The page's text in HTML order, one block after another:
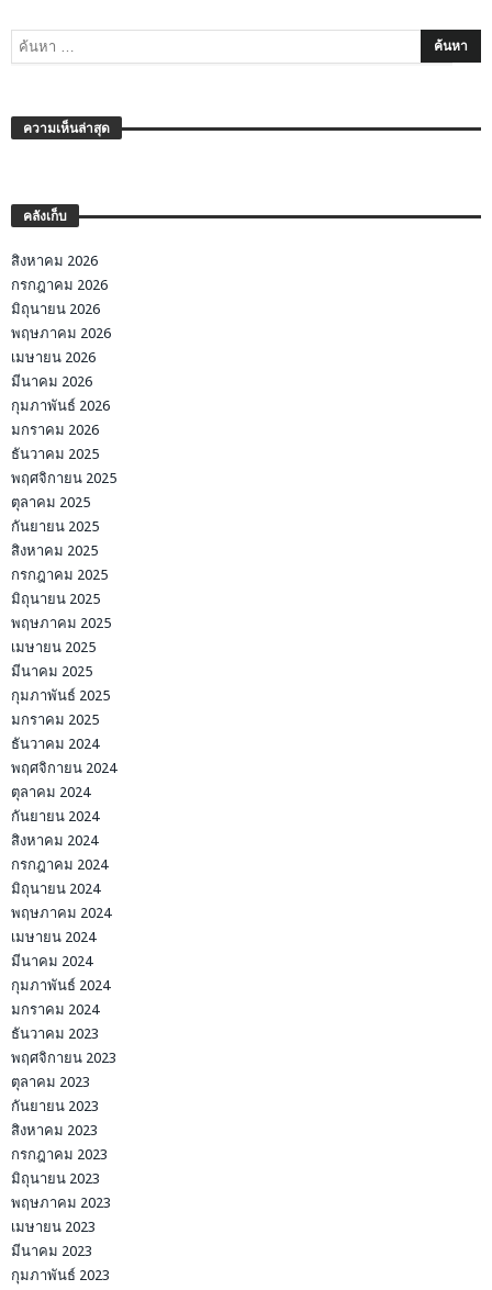
ความเห็นล่าสุด
คลังเก็บ
สิงหาคม 2026
กรกฎาคม 2026
มิถุนายน 2026
พฤษภาคม 2026
เมษายน 2026
มีนาคม 2026
กุมภาพันธ์ 2026
มกราคม 2026
ธันวาคม 2025
พฤศจิกายน 2025
ตุลาคม 2025
กันยายน 2025
สิงหาคม 2025
กรกฎาคม 2025
มิถุนายน 2025
พฤษภาคม 2025
เมษายน 2025
มีนาคม 2025
กุมภาพันธ์ 2025
มกราคม 2025
ธันวาคม 2024
พฤศจิกายน 2024
ตุลาคม 2024
กันยายน 2024
สิงหาคม 2024
กรกฎาคม 2024
มิถุนายน 2024
พฤษภาคม 2024
เมษายน 2024
มีนาคม 2024
กุมภาพันธ์ 2024
มกราคม 2024
ธันวาคม 2023
พฤศจิกายน 2023
ตุลาคม 2023
กันยายน 2023
สิงหาคม 2023
กรกฎาคม 2023
มิถุนายน 2023
พฤษภาคม 2023
เมษายน 2023
มีนาคม 2023
กุมภาพันธ์ 2023